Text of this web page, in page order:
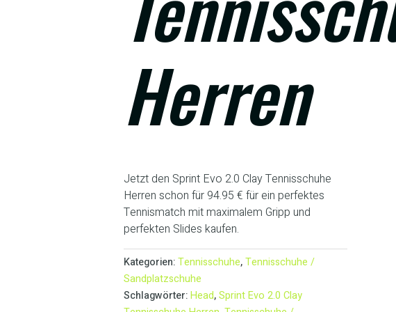
Herren
Jetzt den Sprint Evo 2.0 Clay Tennisschuhe
Herren schon für 94.95 € für ein perfektes
Tennismatch mit maximalem Gripp und
perfekten Slides kaufen.
Kategorien:Tennisschuhe,Tennisschuhe /
Sandplatzschuhe
Schlagwörter:Head,Sprint Evo 2.0 Clay